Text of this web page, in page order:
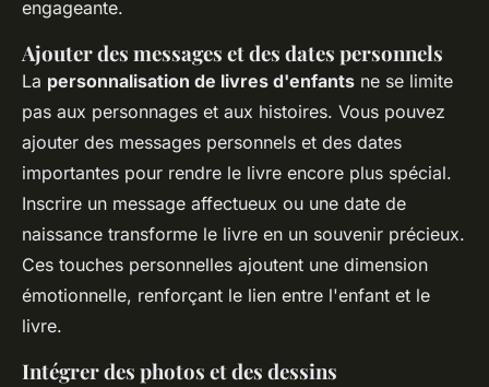
engageante.
Ajouter des messages et des dates personnels
La personnalisation de livres d'enfants ne se limite
pas aux personnages et aux histoires. Vous pouvez
ajouter des messages personnels et des dates
importantes pour rendre le livre encore plus spécial.
Inscrire un message affectueux ou une date de
naissance transforme le livre en un souvenir précieux.
Ces touches personnelles ajoutent une dimension
émotionnelle, renforçant le lien entre l'enfant et le
livre.
Intégrer des photos et des dessins